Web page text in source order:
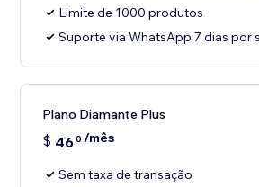
Limite de 1000 produtos
Suporte via WhatsApp 7 dias por
Plano Diamante Plus
$ 460 /mês
Sem taxa de transação